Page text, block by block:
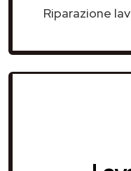
Riparazione